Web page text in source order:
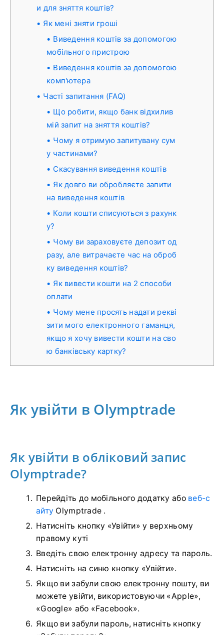
и для зняття коштів?
Як мені зняти гроші
Виведення коштів за допомогою
мобільного пристрою
Виведення коштів за допомогою
комп'ютера
Часті запитання (FAQ)
Що робити, якщо банк відхилив
мій запит на зняття коштів?
Чому я отримую запитувану сум
у частинами?
Скасування виведення коштів
Як довго ви обробляєте запити
на виведення коштів
Коли кошти списуються з рахунк
у?
Чому ви зараховуєте депозит од
разу, але витрачаєте час на оброб
ку виведення коштів?
Як вивести кошти на 2 способи
оплати
Чому мене просять надати рекві
зити мого електронного гаманця,
якщо я хочу вивести кошти на сво
ю банківську картку?
Як увійти в Olymptrade
Як увійти в обліковий запис
Olymptrade?
Перейдіть до мобільного додатку або веб-с
айту Olymptrade .
Натисніть кнопку «Увійти» у верхньому
правому куті
Введіть свою електронну адресу та пароль.
Натисніть на синю кнопку «Увійти».
Якщо ви забули свою електронну пошту, ви
можете увійти, використовуючи «Apple»,
«Google» або «Facebook».
Якщо ви забули пароль, натисніть кнопку